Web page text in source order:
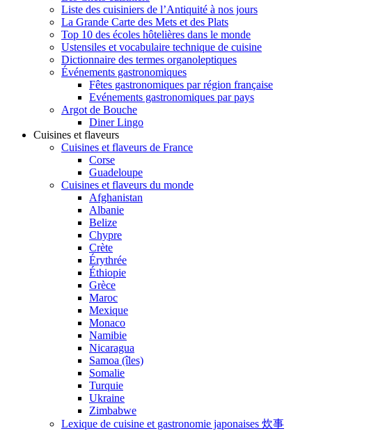
Liste des cuisiniers de l’Antiquité à nos jours
La Grande Carte des Mets et des Plats
Top 10 des écoles hôtelières dans le monde
Ustensiles et vocabulaire technique de cuisine
Dictionnaire des termes organoleptiques
Événements gastronomiques
Fêtes gastronomiques par région française
Evénements gastronomiques par pays
Argot de Bouche
Diner Lingo
Cuisines et flaveurs
Cuisines et flaveurs de France
Corse
Guadeloupe
Cuisines et flaveurs du monde
Afghanistan
Albanie
Belize
Chypre
Crète
Érythrée
Éthiopie
Grèce
Maroc
Mexique
Monaco
Namibie
Nicaragua
Samoa (îles)
Somalie
Turquie
Ukraine
Zimbabwe
Lexique de cuisine et gastronomie japonaises 炊事